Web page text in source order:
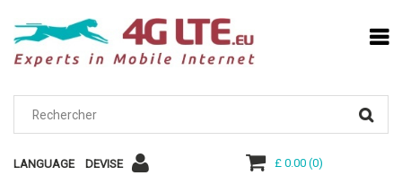
LANGUAGE DEVISE £ 0.00(0)